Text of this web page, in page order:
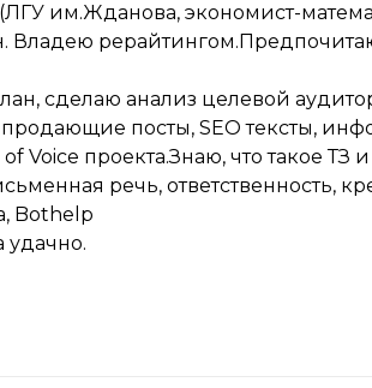
им.Жданова, экономист-
Владею
сделаю анализ целевой
посты, SEO тексты,
Voice проекта.Знаю, что такое ТЗ
речь, ответственность,
Bothelp
удачно.